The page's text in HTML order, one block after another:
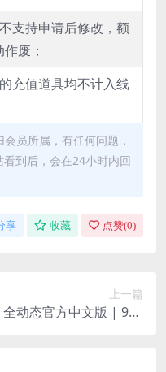
支持申请后修改，额
废；
充值道具均不计入线
员所属，有任何问题，
到后，会在24小时内回
享 收藏 点赞(0)
上一篇
动态官方中文版 | 900